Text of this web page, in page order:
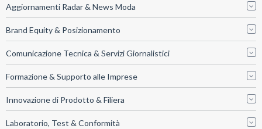
Aggiornamenti Radar & News Moda
Brand Equity & Posizionamento
Comunicazione Tecnica & Servizi Giornalistici
Formazione & Supporto alle Imprese
Innovazione di Prodotto & Filiera
Laboratorio, Test & Conformità